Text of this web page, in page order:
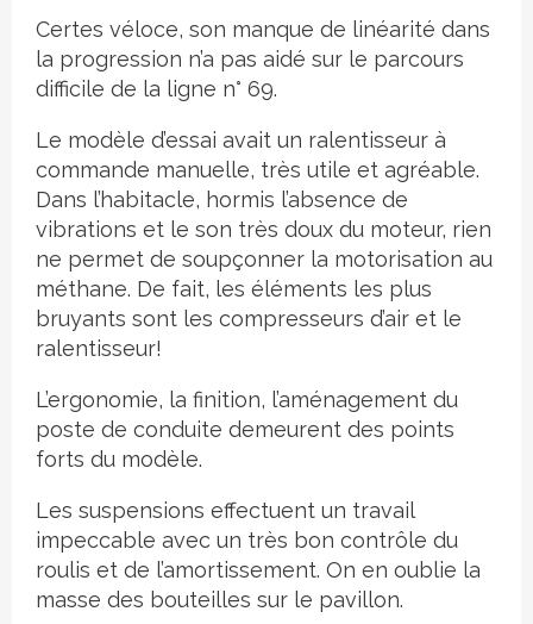
Certes véloce, son manque de linéarité dans
la progression n’a pas aidé sur le parcours
difficile de la ligne n° 69.
Le modèle d’essai avait un ralentisseur à
commande manuelle, très utile et agréable.
Dans l’habitacle, hormis l’absence de
vibrations et le son très doux du moteur, rien
ne permet de soupçonner la motorisation au
méthane. De fait, les éléments les plus
bruyants sont les compresseurs d’air et le
ralentisseur!
L’ergonomie, la finition, l’aménagement du
poste de conduite demeurent des points
forts du modèle.
Les suspensions effectuent un travail
impeccable avec un très bon contrôle du
roulis et de l’amortissement. On en oublie la
masse des bouteilles sur le pavillon.